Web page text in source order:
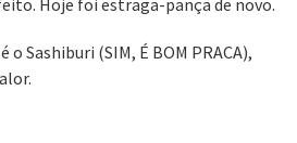
Hoje foi estraga-pança de novo.
o Sashiburi (SIM, É BOM PRACA),